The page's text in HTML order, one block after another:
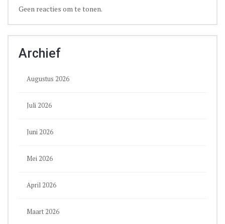
Geen reacties om te tonen.
Archief
Augustus 2026
Juli 2026
Juni 2026
Mei 2026
April 2026
Maart 2026